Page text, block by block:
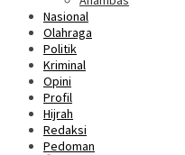
Nasional
Olahraga
Politik
Kriminal
Opini
Profil
Hijrah
Redaksi
Pedoman